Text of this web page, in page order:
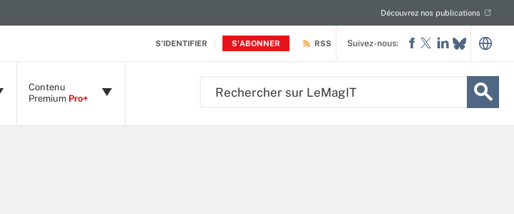
S'IDENTIFIER S'ABONNER
Découvrez nos publications
RSS
Contenu
Premium Pro+
Suivez-nous: